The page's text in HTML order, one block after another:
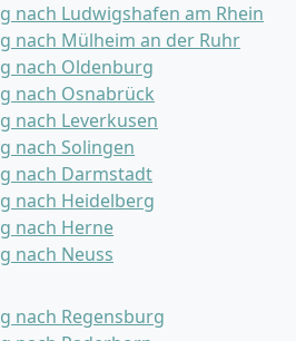
nach Ludwigshafen am Rhein
nach Mülheim an der Ruhr
nach Oldenburg
nach Osnabrück
nach Leverkusen
nach Solingen
nach Darmstadt
nach Heidelberg
nach Herne
nach Neuss
nach Regensburg